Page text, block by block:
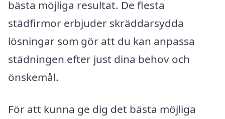
bästa möjliga resultat. De flesta
städfirmor erbjuder skräddarsydda
lösningar som gör att du kan anpassa
städningen efter just dina behov och
önskemål.
För att kunna ge dig det bästa möjliga